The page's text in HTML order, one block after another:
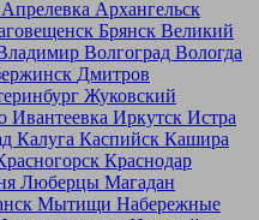
Апрелевка Архангельск
Брянск Великий
Волгоград Вологда
Дмитров
Жуковский
Ивантеевка Иркутск Истра
Калуга Каспийск Кашира
Краснодар
Люберцы Магадан
Мытищи Набережные